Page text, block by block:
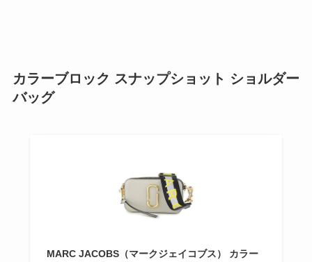
カラーブロック スナップショット ショルダー
バッグ
MARC JACOBS（マークジェイコブス） カラー